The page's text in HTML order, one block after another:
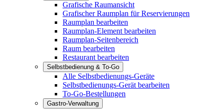
Grafische Raumansicht
Grafischer Raumplan für Reservierungen
Raumplan bearbeiten
Raumplan-Element bearbeiten
Raumplan-Seitenbereich
Raum bearbeiten
Restaurant bearbeiten
Selbstbedienung & To-Go
Alle Selbstbedienungs-Geräte
Selbstbedienungs-Gerät bearbeiten
To-Go-Bestellungen
Gastro-Verwaltung